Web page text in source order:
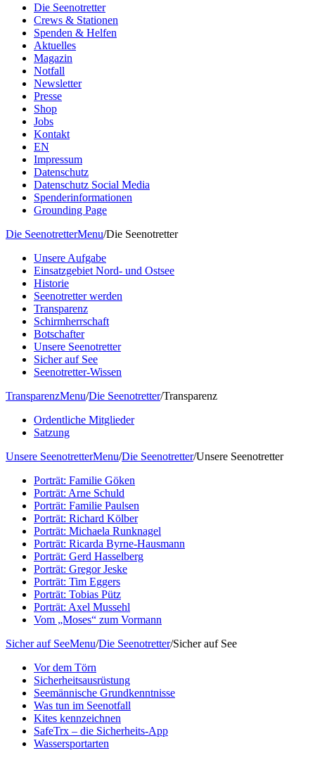
Die Seenotretter
Crews & Stationen
Spenden & Helfen
Aktuelles
Magazin
Notfall
Newsletter
Presse
Shop
Jobs
Kontakt
EN
Impressum
Datenschutz
Datenschutz Social Media
Spenderinformationen
Grounding Page
Die SeenotretterMenu/Die Seenotretter
Unsere Aufgabe
Einsatzgebiet Nord- und Ostsee
Historie
Seenotretter werden
Transparenz
Schirmherrschaft
Botschafter
Unsere Seenotretter
Sicher auf See
Seenotretter-Wissen
TransparenzMenu/Die Seenotretter/Transparenz
Ordentliche Mitglieder
Satzung
Unsere SeenotretterMenu/Die Seenotretter/Unsere Seenotretter
Porträt: Familie Göken
Porträt: Arne Schuld
Porträt: Familie Paulsen
Porträt: Richard Kölber
Porträt: Michaela Runknagel
Porträt: Ricarda Byrne-Hausmann
Porträt: Gerd Hasselberg
Porträt: Gregor Jeske
Porträt: Tim Eggers
Porträt: Tobias Pütz
Porträt: Axel Mussehl
Vom „Moses“ zum Vormann
Sicher auf SeeMenu/Die Seenotretter/Sicher auf See
Vor dem Törn
Sicherheitsausrüstung
Seemännische Grundkenntnisse
Was tun im Seenotfall
Kites kennzeichnen
SafeTrx – die Sicherheits-App
Wassersportarten